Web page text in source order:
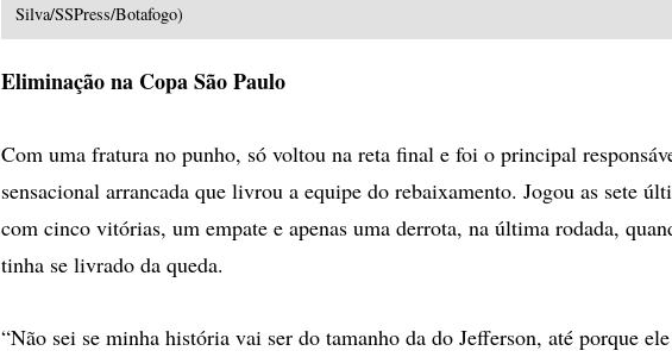
Silva/SSPress/Botafogo)
Eliminação na Copa São Paulo
Com uma fratura no punho, só voltou na reta final e foi o principal
sensacional arrancada que livrou a equipe do rebaixamento. Jogou as sete
com cinco vitórias, um empate e apenas uma derrota, na última rodada,
tinha se livrado da queda.
“Não sei se minha história vai ser do tamanho da do Jefferson, até porque